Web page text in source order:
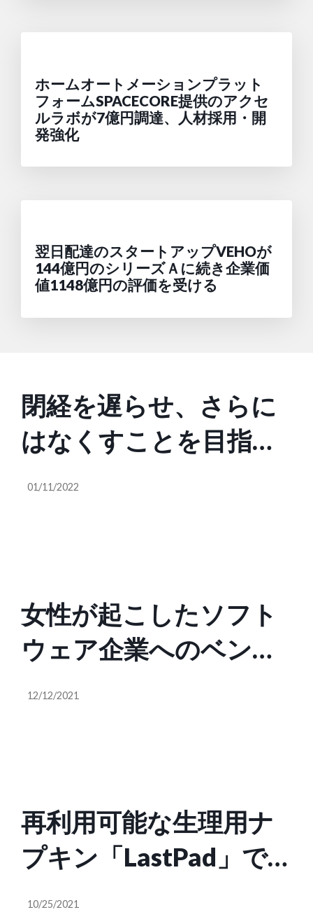
ホームオートメーションプラット
フォームSPACECORE提供のアクセ
ルラボが7億円調達、人材採用・開
発強化
翌日配達のスタートアップVEHOが
144億円のシリーズＡに続き企業価
値1148億円の評価を受ける
閉経を遅らせ、さらに
はなくすことを目指す
Gametoに著名投資家が
01/11/2022
女性が起こしたソフト
ウェア企業へのベンチ
ャー投資は全体のわず
12/12/2021
再利用可能な生理用ナ
プキン「LastPad」で
使い捨てナプキンを廃
10/25/2021